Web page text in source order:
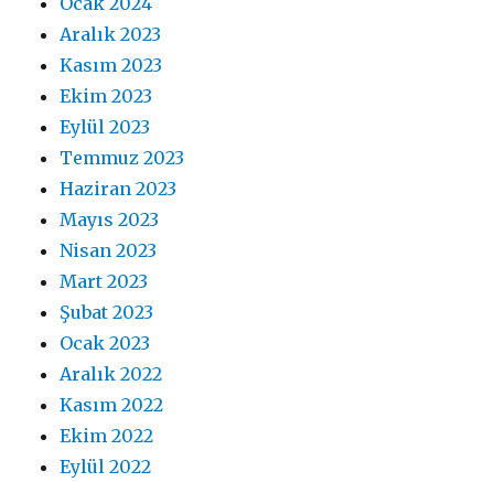
Aralık 2023
Kasım 2023
Ekim 2023
Eylül 2023
Temmuz 2023
Haziran 2023
Mayıs 2023
Nisan 2023
Mart 2023
Şubat 2023
Ocak 2023
Aralık 2022
Kasım 2022
Ekim 2022
Eylül 2022